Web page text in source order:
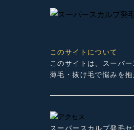
このサイトについて
このサイトは、スーパ
薄毛・抜け毛で悩みを
スーパースカルプ発毛